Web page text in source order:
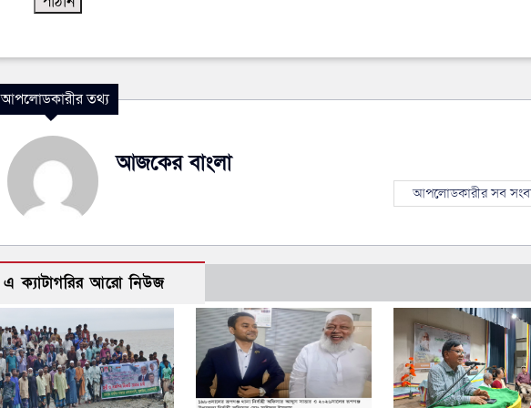
আপলোডকারীর তথ্য
আজকের বাংলা
আপলোডকারীর সব
এ ক্যাটাগরির আরো নিউজ